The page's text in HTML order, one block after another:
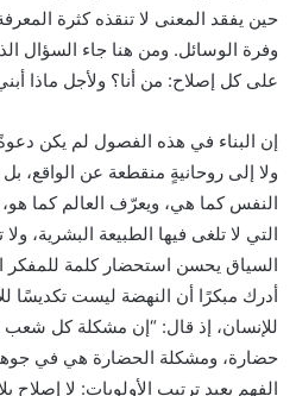
حين يفقد المعنى لا تنقذه كثرة
وفرة الوسائل. ومن هنا جاء السؤال
على كل إصلاح: من أنا؟ ولأجل ماذا
إن البناء في هذه الفصول لم يكن
ولا إلى روحانيةٍ منقطعة عن الواقع،
النفس كما هي، ويعرّف العالم كما
التي لا تلغى فيها الطبيعة البشرية،
السياق يحسن استحضار كلمة للمفكر
أدرك مبكرًا أن النهضة ليست تكديسًا
للإنسان، إذ قال: “إن مشكلة كل
الفهم يعيد ترتيب الأولويات: لا إصلاح